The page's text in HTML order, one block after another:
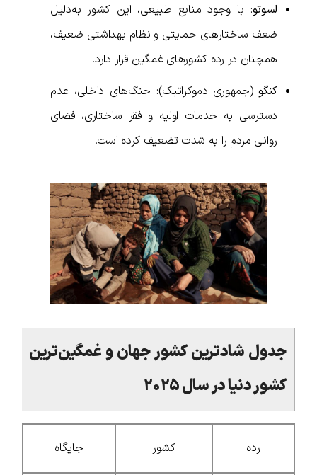
لسوتو: با وجود منابع طبیعی، این کشور به‌دلیل
ضعف ساختارهای حمایتی و نظام بهداشتی ضعیف،
همچنان در رده کشورهای غمگین قرار دارد.
کنگو(جمهوری دموکراتیک): جنگ‌های داخلی، عدم
دسترسی به خدمات اولیه و فقر ساختاری، فضای
روانی مردم را به شدت تضعیف کرده است.
جدول شادترین کشور جهان و غمگین‌ترین
کشور دنیا در سال ۲۰۲۵
رده کشور جایگاه